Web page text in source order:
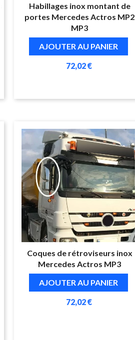
Habillages inox montant de
portes Mercedes Actros MP2
MP3
AJOUTER AU PANIER
72,02 €
Coques de rétroviseurs inox
Mercedes Actros MP3
AJOUTER AU PANIER
72,02 €